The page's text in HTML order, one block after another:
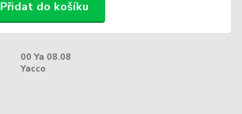
Přidat do košíku
00 Ya 08.08
Yacco